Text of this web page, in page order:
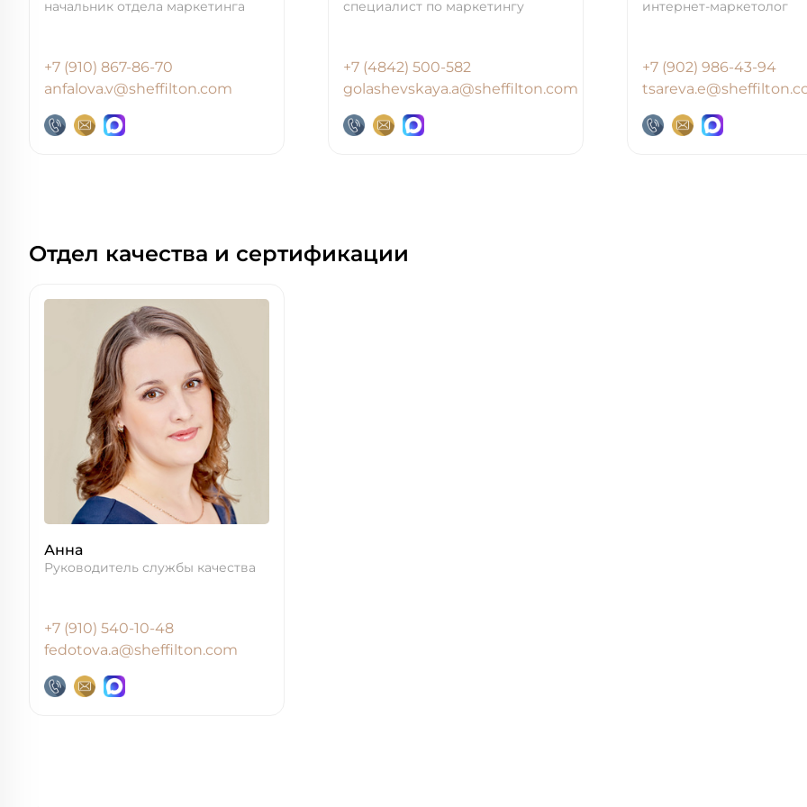
начальник отдела маркетинга
+7 (910) 867-86-70
anfalova.v@sheffilton.com
специалист по маркетингу
+7 (4842) 500-582
golashevskaya.a@sheffilton.com
интернет-маркетолог
+7 (902) 986-43-94
Отдел качества и сертификации
Анна
Руководитель службы качества
+7 (910) 540-10-48
fedotova.a@sheffilton.com